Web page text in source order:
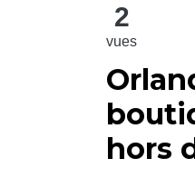
2
vues
hors